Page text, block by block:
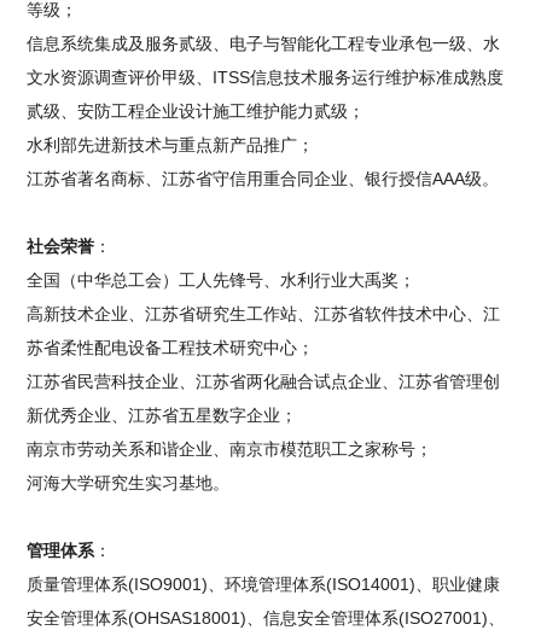
等级；
信息系统集成及服务贰级、电子与智能化工程专业承包一级、水
文水资源调查评价甲级、ITSS信息技术服务运行维护标准成熟度
贰级、安防工程企业设计施工维护能力贰级；
水利部先进新技术与重点新产品推广；
江苏省著名商标、江苏省守信用重合同企业、银行授信AAA级。
社会荣誉 ：
全国（中华总工会）工人先锋号、水利行业大禹奖；
高新技术企业、江苏省研究生工作站、江苏省软件技术中心、江
苏省柔性配电设备工程技术研究中心；
江苏省民营科技企业、江苏省两化融合试点企业、江苏省管理创
新优秀企业、江苏省五星数字企业；
南京市劳动关系和谐企业、南京市模范职工之家称号；
河海大学研究生实习基地。
管理体系 ：
质量管理体系(ISO9001)、环境管理体系(ISO14001)、职业健康
安全管理体系(OHSAS18001)、信息安全管理体系(ISO27001)、